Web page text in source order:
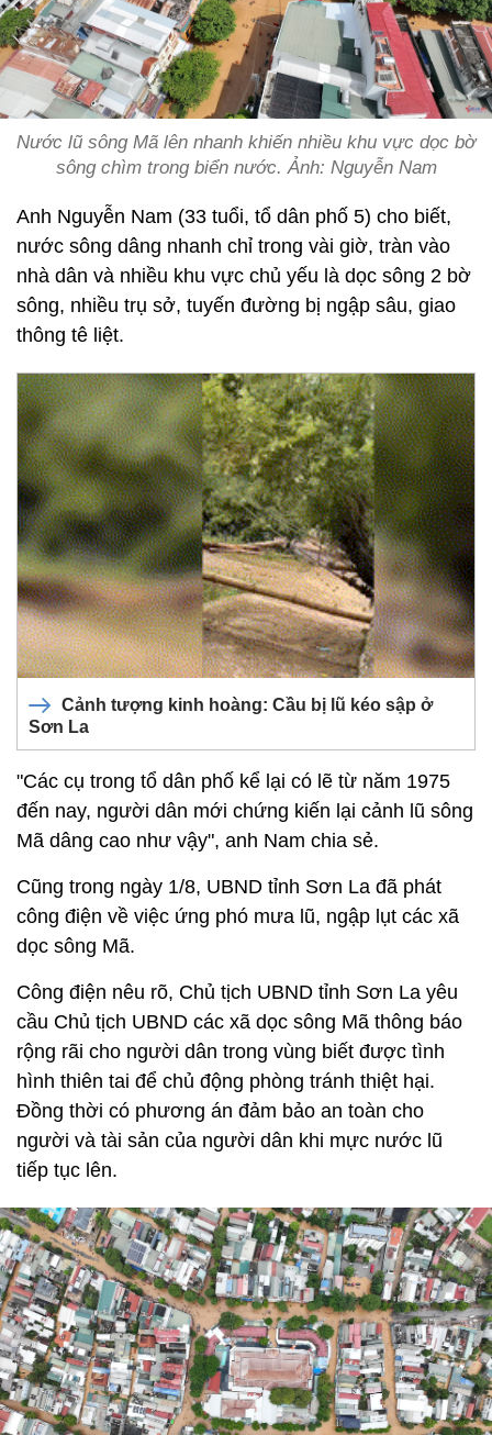
Nước lũ sông Mã lên nhanh khiến nhiều khu vực dọc bờ
sông chìm trong biển nước. Ảnh: Nguyễn Nam
Anh Nguyễn Nam (33 tuổi, tổ dân phố 5) cho biết,
nước sông dâng nhanh chỉ trong vài giờ, tràn vào
nhà dân và nhiều khu vực chủ yếu là dọc sông 2 bờ
sông, nhiều trụ sở, tuyến đường bị ngập sâu, giao
thông tê liệt.
Cảnh tượng kinh hoàng: Cầu bị lũ kéo sập ở
Sơn La
"Các cụ trong tổ dân phố kể lại có lẽ từ năm 1975
đến nay, người dân mới chứng kiến lại cảnh lũ sông
Mã dâng cao như vậy", anh Nam chia sẻ.
Cũng trong ngày 1/8, UBND tỉnh Sơn La đã phát
công điện về việc ứng phó mưa lũ, ngập lụt các xã
dọc sông Mã.
Công điện nêu rõ, Chủ tịch UBND tỉnh Sơn La yêu
cầu Chủ tịch UBND các xã dọc sông Mã thông báo
rộng rãi cho người dân trong vùng biết được tình
hình thiên tai để chủ động phòng tránh thiệt hại.
Đồng thời có phương án đảm bảo an toàn cho
người và tài sản của người dân khi mực nước lũ
tiếp tục lên.